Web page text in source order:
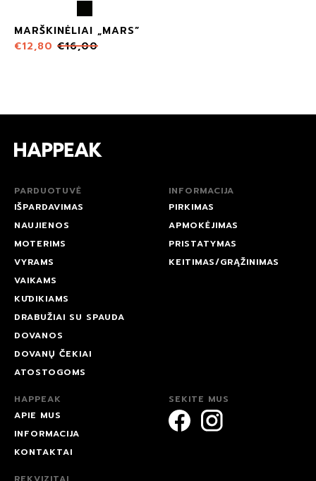
MARŠKINĖLIAI „MARS”
€12,80 €16,00
PARDUOTUVĖ
IŠPARDAVIMAS
NAUJIENOS
MOTERIMS
VYRAMS
VAIKAMS
KŪDIKIAMS
DRABUŽIAI SU SPAUDA
DOVANOS
DOVANŲ ČEKIAI
ATOSTOGOMS
INFORMACIJA
PIRKIMAS
APMOKĖJIMAS
PRISTATYMAS
KEITIMAS/GRĄŽINIMAS
HAPPEAK
APIE MUS
INFORMACIJA
KONTAKTAI
SEKITE MUS